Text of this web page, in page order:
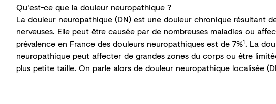
Qu'est-ce que la douleur neuropathique ?
La douleur neuropathique (DN) est une douleur chronique résultant
nerveuses. Elle peut être causée par de nombreuses maladies ou
prévalence en France des douleurs neuropathiques est de 7%1. La
neuropathique peut affecter de grandes zones du corps ou être
plus petite taille. On parle alors de douleur neuropathique localisée